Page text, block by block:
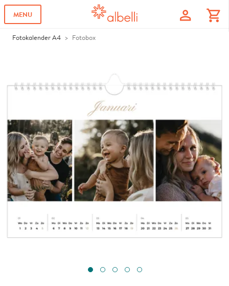
MENU profile shopping_cart
Fotokalender A4 Fotobox